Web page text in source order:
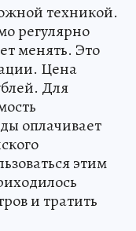
техникой.
регулярно
менять. Это
Цена
Для
оплачивает
этим
и тратить